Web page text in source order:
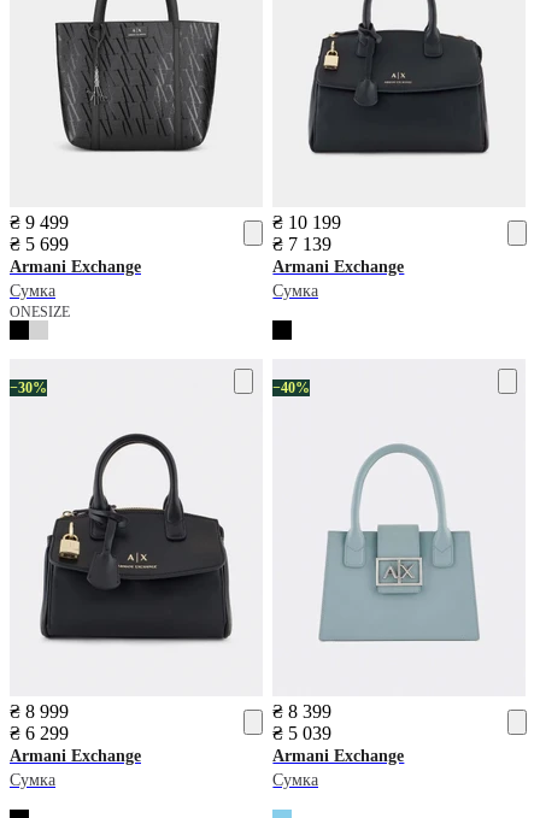
₴ 9 499
₴ 5 699
Armani Exchange
Сумка
ONESIZE
₴ 10 199
₴ 7 139
Armani Exchange
Сумка
−30%
₴ 8 999
₴ 6 299
Armani Exchange
Сумка
−40%
₴ 8 399
₴ 5 039
Armani Exchange
Сумка